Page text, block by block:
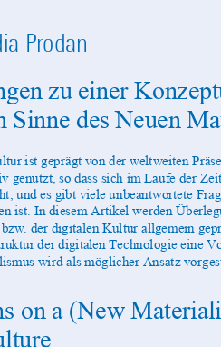
Prodan
zu einer
des Neuen
ist geprägt von der weltweiten
genutzt, so dass sich im Laufe der
und es gibt viele unbeantwortete
ist. In diesem Artikel werden
der digitalen Kultur allgemein
der digitalen Technologie eine
wird als möglicher Ansatz
on a (New